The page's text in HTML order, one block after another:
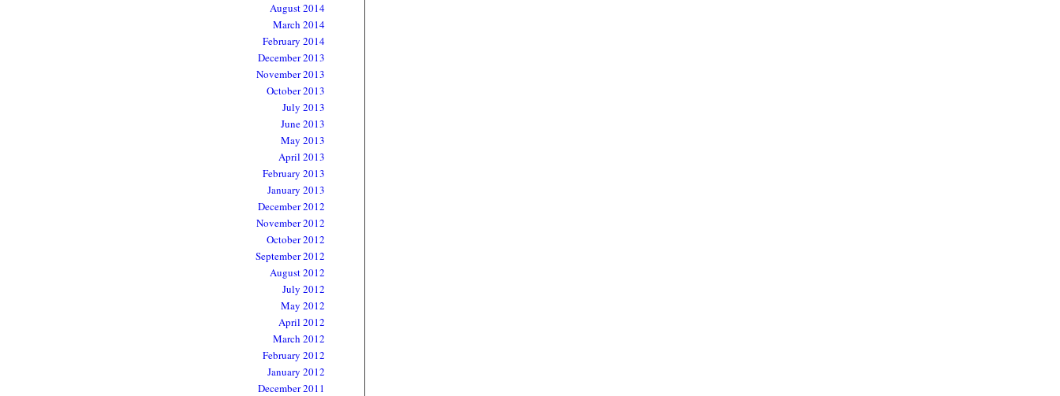
August 2014
March 2014
February 2014
December 2013
November 2013
October 2013
July 2013
June 2013
May 2013
April 2013
February 2013
January 2013
December 2012
November 2012
October 2012
September 2012
August 2012
July 2012
May 2012
April 2012
March 2012
February 2012
January 2012
December 2011